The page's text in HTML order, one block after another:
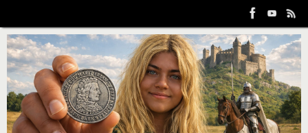
Inhalt
springen